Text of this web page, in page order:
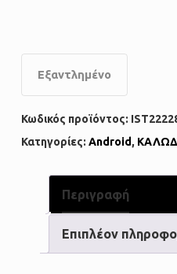
Εξαντλημένο
Κωδικός προϊόντος:
Κατηγορίες: Android,
Περιγραφή
Επιπλέον